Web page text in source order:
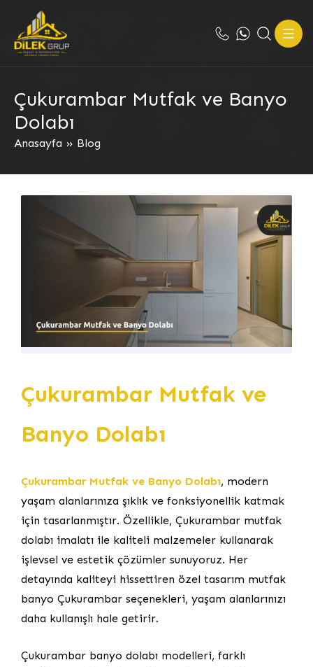
Çukurambar Mutfak ve Banyo
Dolabı
Anasayfa » Blog
Çukurambar Mutfak ve
Banyo Dolabı
Çukurambar Mutfak ve Banyo Dolabı, modern
yaşam alanlarınıza şıklık ve fonksiyonellik katmak
için tasarlanmıştır. Özellikle, Çukurambar mutfak
dolabı imalatı ile kaliteli malzemeler kullanarak
işlevsel ve estetik çözümler sunuyoruz. Her
detayında kaliteyi hissettiren özel tasarım mutfak
banyo Çukurambar seçenekleri, yaşam alanlarınızı
daha kullanışlı hale getirir.
Çukurambar banyo dolabı modelleri, farklı